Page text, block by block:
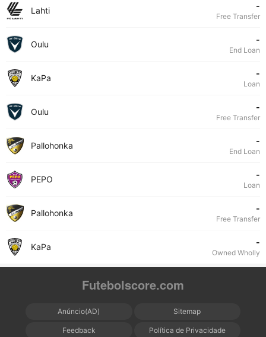
Lahti -
Free Transfer
Oulu -
End Loan
KaPa -
Loan
Oulu -
Free Transfer
Pallohonka -
End Loan
PEPO -
Loan
Pallohonka -
Free Transfer
KaPa -
Owned Wholly
Futebolscore.com
Anúncio(AD) Sitemap
Feedback Política de Privacidade